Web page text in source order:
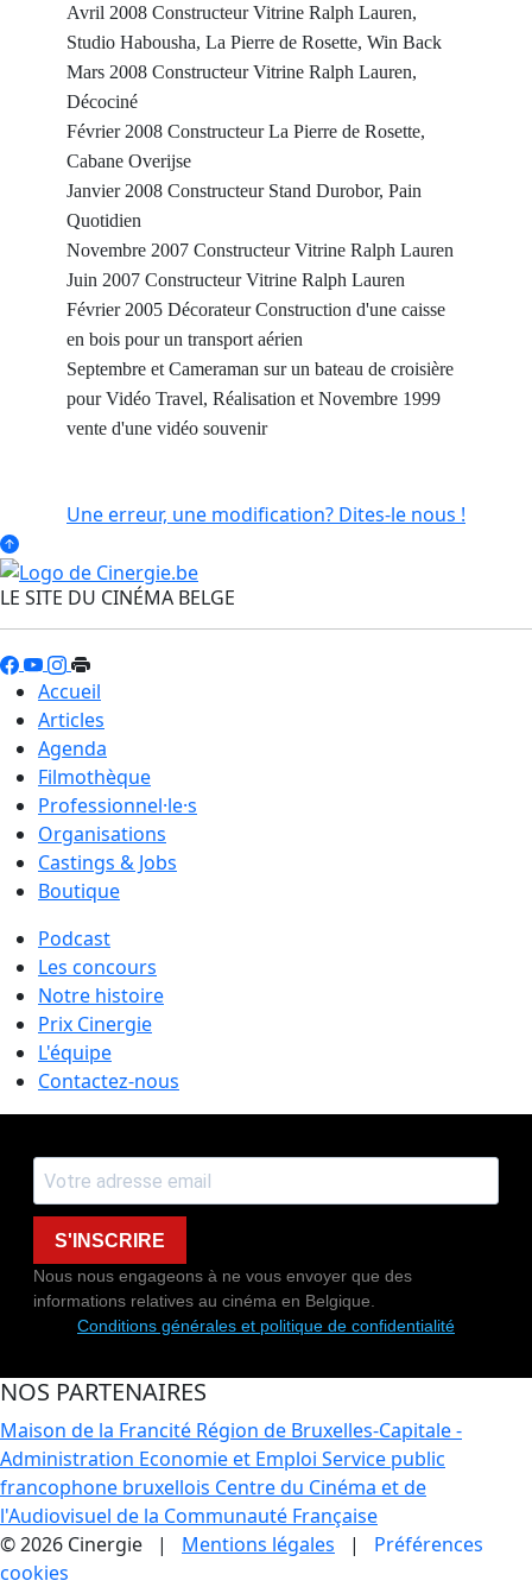
Avril 2008 Constructeur Vitrine Ralph Lauren,
Studio Habousha, La Pierre de Rosette, Win Back
Mars 2008 Constructeur Vitrine Ralph Lauren,
Décociné
Février 2008 Constructeur La Pierre de Rosette,
Cabane Overijse
Janvier 2008 Constructeur Stand Durobor, Pain
Quotidien
Novembre 2007 Constructeur Vitrine Ralph Lauren
Juin 2007 Constructeur Vitrine Ralph Lauren
Février 2005 Décorateur Construction d'une caisse
en bois pour un transport aérien
Septembre et Cameraman sur un bateau de croisière
pour Vidéo Travel, Réalisation et Novembre 1999
vente d'une vidéo souvenir
Une erreur, une modification? Dites-le nous !
LE SITE DU CINÉMA BELGE
Accueil
Articles
Agenda
Filmothèque
Professionnel·le·s
Organisations
Castings & Jobs
Boutique
Podcast
Les concours
Notre histoire
Prix Cinergie
L'équipe
Contactez-nous
S'INSCRIRE
Nous nous engageons à ne vous envoyer que des
informations relatives au cinéma en Belgique.
Conditions générales et politique de confidentialité
NOS PARTENAIRES
Maison de la Francité Région de Bruxelles-Capitale -
Administration Economie et Emploi Service public
francophone bruxellois Centre du Cinéma et de
l'Audiovisuel de la Communauté Française
© 2026 Cinergie | Mentions légales | Préférences
cookies